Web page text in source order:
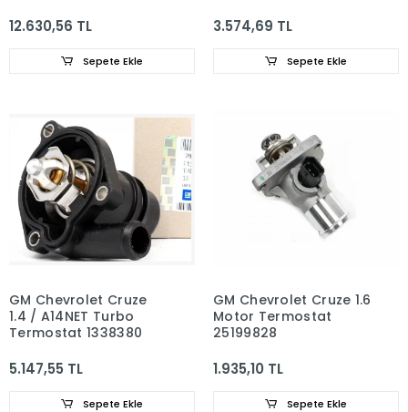
12.630,56 TL
Sepete Ekle
3.574,69 TL
Sepete Ekle
GM Chevrolet Cruze
1.4 / A14NET Turbo
Termostat 1338380
5.147,55 TL
Sepete Ekle
GM Chevrolet Cruze 1.6
Motor Termostat
25199828
1.935,10 TL
Sepete Ekle